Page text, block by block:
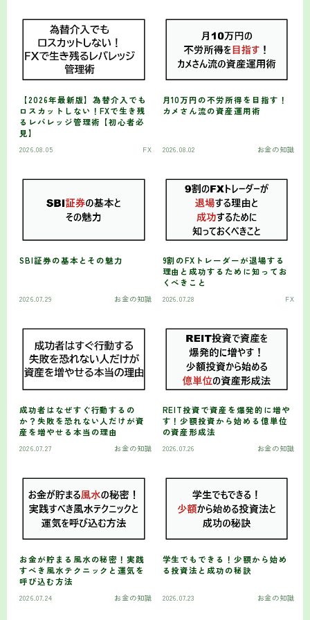
【2026年最新版】為替介入でも
ロスカットしない！FXで生き残
るレバレッジ管理術【初心者必
見】
2026.08.05 FX
月10万円の不労所得を目指す！
カメさん流の資産運用術
2026.08.02 お金の知識
SBI証券の基本とその魅力
2026.07.29 お金の知識
9割のFXトレーダーが退場する
理由と成功するために知ってお
くべきこと
2026.07.28 FX
成功者はなぜすぐ行動するの
か？失敗を恐れない人だけが資
産を増やせる本当の理由
2026.07.27 お金の知識
REIT投資で資産を爆発的に増や
す！少額投資から始める億単位
の資産形成法
2026.07.26 お金の知識
お金が貯まる風水の秘密！実践
すべき風水テクニックと運気を
呼び込む方法
2026.07.24 お金の知識
学生でもできる！少額から始め
る投資法と成功の秘訣
2026.07.23 お金の知識